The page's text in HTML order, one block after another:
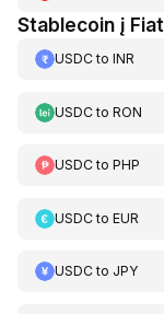
Stablecoin į Fiat
USDCto INR
USDCto RON
USDCto PHP
USDCto EUR
USDCto JPY